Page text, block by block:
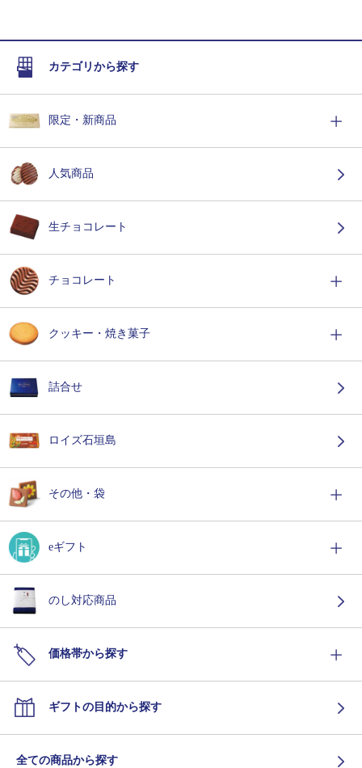
カテゴリから探す
限定・新商品
人気商品
生チョコレート
チョコレート
クッキー・焼き菓子
詰合せ
ロイズ石垣島
その他・袋
eギフト
のし対応商品
価格帯から探す
ギフトの目的から探す
全ての商品から探す